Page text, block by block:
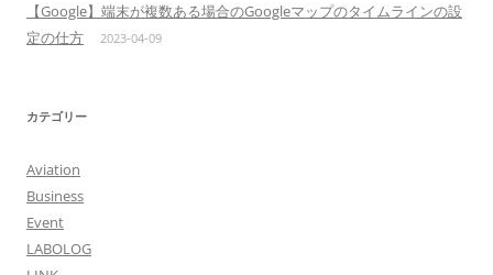
【Google】端末が複数ある場合のGoogleマップのタイムラインの設
定の仕方
2023-04-09
カテゴリー
Aviation
Business
Event
LABOLOG